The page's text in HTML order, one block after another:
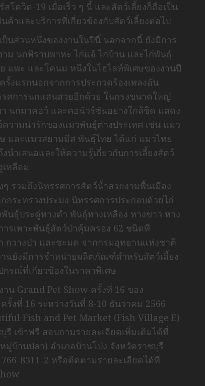
โควิด-19 เมื่อเร็ว ๆ นี้ และสัตว์เลี้ยงก็ถือเป็น
าและบริการที่เกี่ยวข้องกับสัตว์เลี้ยงต่อไป
ป็นส่วนหนึ่งของงานในปีนี้ นอกจากนี้ ยังมีการ
ม นกพิราบพาหะ ไก่แจ้ ไก่บ้าน และไก่พันธุ์
แพะ และโคนม หนึ่งในไฮไลท์พิเศษของงานปี
งแรกนอกจากการประกวดร้องเพลงอัน
รศการนกแสนสวยอีกด้วย ในกรงขนาดใหญ่
นกมาคอว์ และคอนัวร์ซันอย่างใกล้ชิด แสดง
วามน่ารักของแมวพันธุ์ต่างประเทศ เช่น แมว
และแมวสยามมีส พันธุ์ไทย ได้แก่ แมวไทย
ำเสนอและให้ความรู้เกี่ยวกับการเลี้ยงสัตว์
หลือม
รวมถึงนิทรรศการสัตว์น้ำสวยงามพื้นเมือง
ระทรวงประมง นิทรรศการประกอบด้วยไก่
ธุ์ประดู่หางดำ พันธุ์หางเหลือง หางขาว หาง
รเพาะพันธุ์สัตว์ป่าคุ้มครอง 62 ชนิดที่
กวางป่า และชะมด จากกรมอุทยานแห่งชาติ
นยังมีการจำหน่ายผลิตภัณฑ์สำหรับสัตว์เลี้ยง
กรณ์ที่เกี่ยวข้องในราคาพิเศษ
น Grand Pet Show ครั้งที่ 16 ของ
รั้งที่ 16 ระหว่างวันที่ 8-10 ธันวาคม 2566
Fish and Pet Market (Fish Village E)
รี เข้าฟรี สอบถามรายละเอียดเพิ่มเติมได้ที่
มู่บ้านปลา) อำเภอบ้านโป่ง จังหวัดราชบุรี
8311-2 หรือติดตามรายละเอียดได้ที่